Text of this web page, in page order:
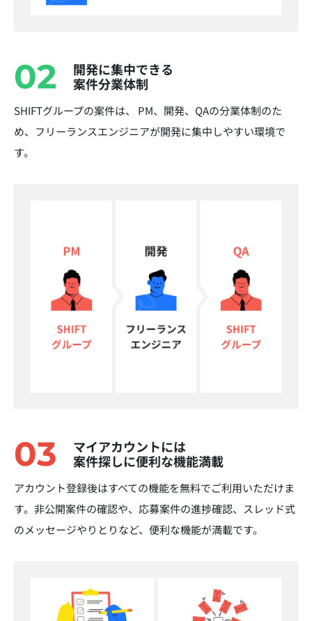
02
開発に集中できる
案件分業体制
SHIFTグループの案件は、 PM、開発、QAの分業体制のた
め、フリーランスエンジニアが開発に集中しやすい環境で
す。
03
マイアカウントには
案件探しに便利な機能満載
アカウント登録後はすべての機能を無料でご利用いただけま
す。非公開案件の確認や、応募案件の進捗確認、スレッド式
のメッセージやりとりなど、便利な機能が満載です。